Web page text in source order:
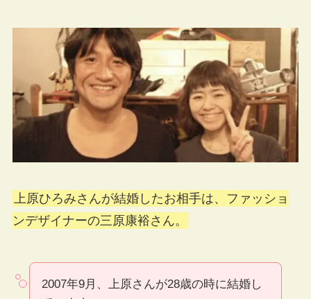
上原ひろみさんが結婚したお相手は、ファッショ
ンデザイナーの三原康裕さん。
2007年9月、上原さんが28歳の時に結婚し